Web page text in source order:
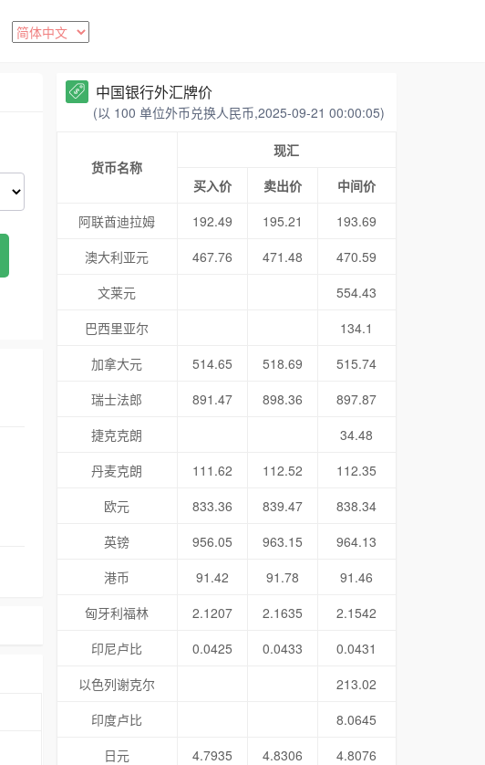
中国银行外汇牌价
(以 100 单位外币兑换人民币,2025-09-21 00:00:05)
货币名称
现汇
买入价
卖出价
中间价
阿联酋迪拉姆
192.49 195.21
193.69
澳大利亚元
467.76 471.48
470.59
文莱元
554.43
巴西里亚尔
134.1
加拿大元
514.65 518.69
515.74
瑞士法郎
891.47 898.36
897.87
捷克克朗
34.48
丹麦克朗
111.62 112.52
112.35
欧元
833.36 839.47
838.34
英镑
956.05 963.15
964.13
港币
91.42 91.78
91.46
匈牙利福林
2.1207 2.1635
2.1542
印尼卢比
0.0425 0.0433
0.0431
以色列谢克尔
213.02
印度卢比
8.0645
日元
4.7935 4.8306
4.8076